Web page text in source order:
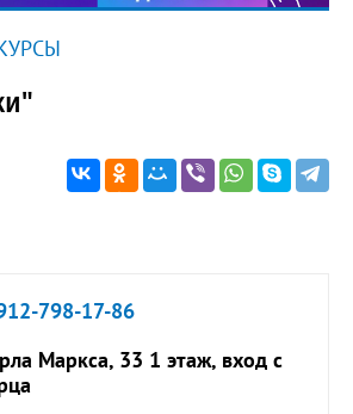
798-17-86
Маркса, 33 1 этаж, вход с